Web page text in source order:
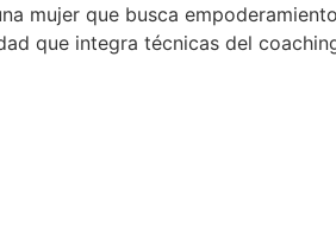
mujer que busca empoderamiento
que integra técnicas del